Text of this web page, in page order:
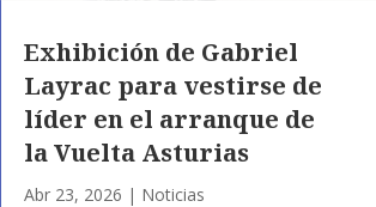
Exhibición de Gabriel
Layrac para vestirse de
líder en el arranque de
la Vuelta Asturias
Abr 23, 2026 | Noticias